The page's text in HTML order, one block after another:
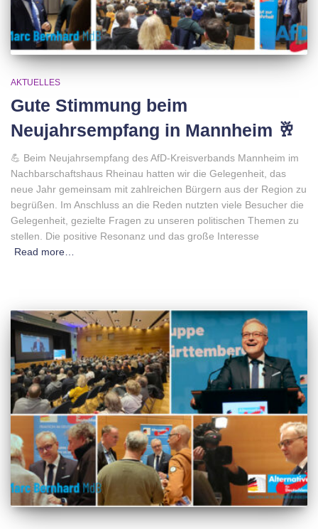
AKTUELLES
Gute Stimmung beim
Neujahrsempfang in Mannheim 🥂
💪 Beim Neujahrsempfang des AfD-Kreisverbands Mannheim im
Nachbarschaftshaus Rheinau hatten wir die Gelegenheit, das
neue Jahr gemeinsam mit zahlreichen Bürgern aus der Region zu
begrüßen. Im Anschluss an die Reden nutzten viele Besucher die
Gelegenheit, gezielte Fragen zu unseren politischen Themen zu
stellen. Die positive Resonanz und das große Interesse
Read more…